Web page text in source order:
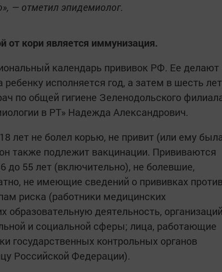
— отметил эпидемиолог.
от кори является иммунизация.
календарь прививок РФ. Ее делают
исполняется год, а затем в шесть
по общей гигиене Зеленодольского
в РТ» Надежда Александрович.
лет не болел корью, не привит (или ему
также подлежит вакцинации. Прививаются
до 55 лет (включительно), не болевшие,
не имеющие сведений о прививках против
риска (работники медицинских
образовательную деятельность, организаций
и социальной сферы; лица, работающие
государственных контрольных органов
Российской Федерации).